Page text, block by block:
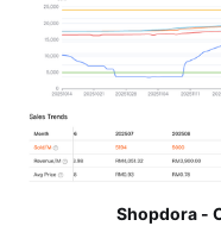
Shopdora -